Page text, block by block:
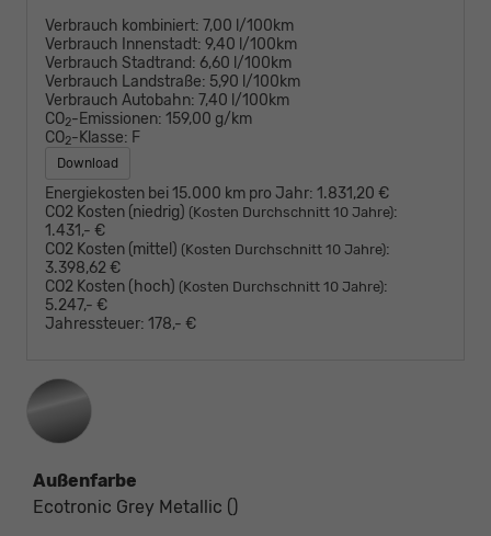
Verbrauch kombiniert: 7,00 l/100km
Verbrauch Innenstadt: 9,40 l/100km
Verbrauch Stadtrand: 6,60 l/100km
Verbrauch Landstraße: 5,90 l/100km
Verbrauch Autobahn: 7,40 l/100km
CO2-Emissionen: 159,00 g/km
CO2-Klasse: F
Download
Energiekosten bei 15.000 km pro Jahr: 1.831,20 €
CO2 Kosten (niedrig) (Kosten Durchschnitt 10 Jahre):
1.431,- €
CO2 Kosten (mittel) (Kosten Durchschnitt 10 Jahre):
3.398,62 €
CO2 Kosten (hoch) (Kosten Durchschnitt 10 Jahre):
5.247,- €
Jahressteuer: 178,- €
Außenfarbe
Ecotronic Grey Metallic ()